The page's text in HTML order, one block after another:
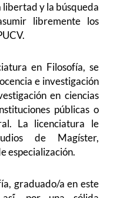
libertad y la búsqueda
libremente los
en Filosofía, se
e investigación
en ciencias
públicas o
La licenciatura le
de Magíster,
especialización.
graduado/a en este